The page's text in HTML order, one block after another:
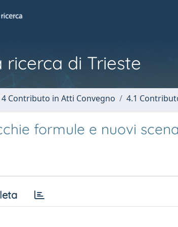
di Trieste
4 Contributo in Atti Convegno 4.1
formule e nuovi